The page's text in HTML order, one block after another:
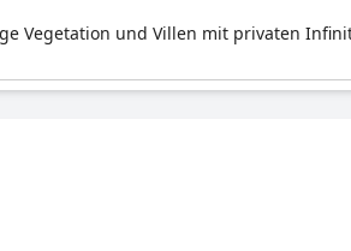
Vegetation und Villen mit privaten